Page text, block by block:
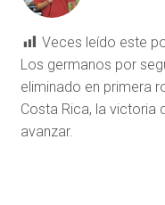
Veces leído este
Los germanos por
eliminado en primera
Costa Rica, la victoria
avanzar.